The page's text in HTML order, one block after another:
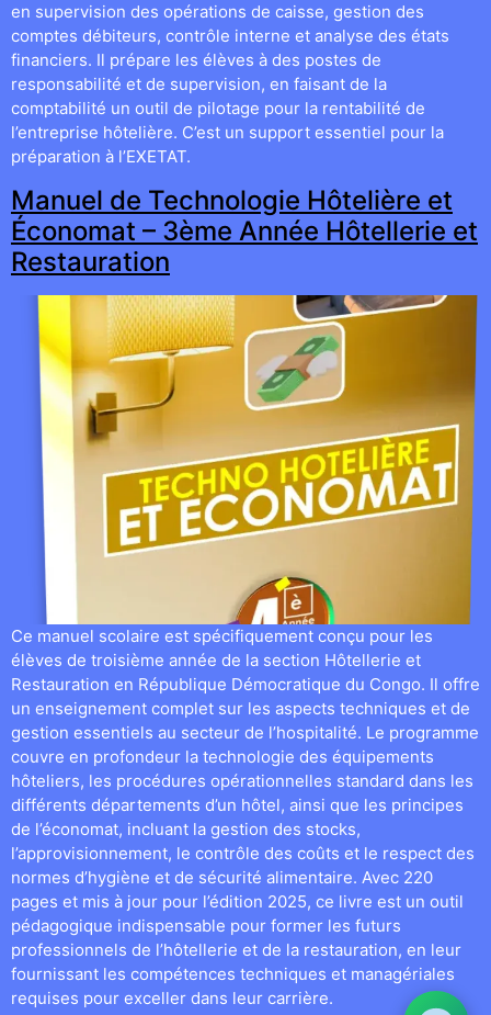
en supervision des opérations de caisse, gestion des
comptes débiteurs, contrôle interne et analyse des états
financiers. Il prépare les élèves à des postes de
responsabilité et de supervision, en faisant de la
comptabilité un outil de pilotage pour la rentabilité de
l’entreprise hôtelière. C’est un support essentiel pour la
préparation à l’EXETAT.
Manuel de Technologie Hôtelière et
Économat – 3ème Année Hôtellerie et
Restauration
Ce manuel scolaire est spécifiquement conçu pour les
élèves de troisième année de la section Hôtellerie et
Restauration en République Démocratique du Congo. Il offre
un enseignement complet sur les aspects techniques et de
gestion essentiels au secteur de l’hospitalité. Le programme
couvre en profondeur la technologie des équipements
hôteliers, les procédures opérationnelles standard dans les
différents départements d’un hôtel, ainsi que les principes
de l’économat, incluant la gestion des stocks,
l’approvisionnement, le contrôle des coûts et le respect des
normes d’hygiène et de sécurité alimentaire. Avec 220
pages et mis à jour pour l’édition 2025, ce livre est un outil
pédagogique indispensable pour former les futurs
professionnels de l’hôtellerie et de la restauration, en leur
fournissant les compétences techniques et managériales
requises pour exceller dans leur carrière.